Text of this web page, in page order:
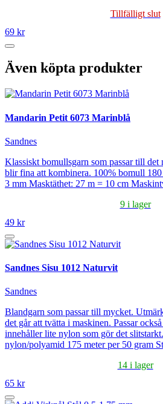
Tillfälligt slut
69 kr
Även köpta produkter
Mandarin Petit 6073 Marinblå
Sandnes
Klassiskt bomullsgarn som passar till det
blir fina att kombinera. 100% bomull
3 mm Masktäthet: 27 m = 10 cm
9 i lager
49 kr
Sandnes Sisu 1012 Naturvit
Sandnes
Blandgarn som passar till mycket.
det går att tvätta i maskinen. Passar
innehåller lite nylon som gör det
nylon/polyamid 175 meter per 50 gram
14 i lager
65 kr